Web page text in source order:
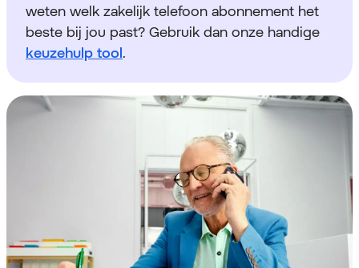
weten welk zakelijk telefoon abonnement het
beste bij jou past? Gebruik dan onze handige
keuzehulp tool.